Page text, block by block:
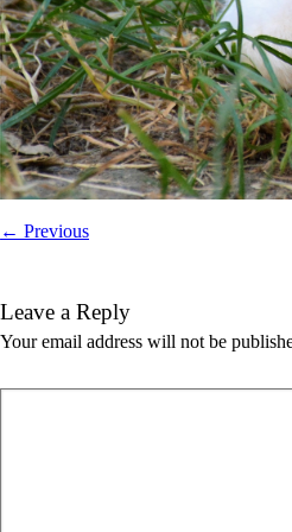
← Previous
Leave a Reply
Your email address will not be